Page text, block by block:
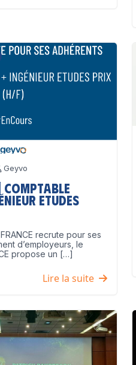
Geyvo
Comptable
Etudes
FRANCE recrute pour ses
d’employeurs, le
propose un […]
Lire la suite